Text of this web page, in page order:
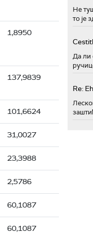
1,8950
137,9839
101,6624
31,0027
23,3988
2,5786
60,1087
60,1087
Не
то је
Да ли
Re: